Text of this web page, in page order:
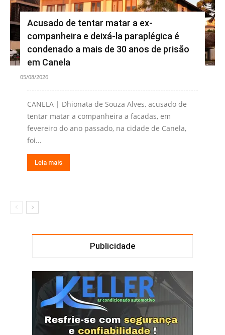
Acusado de tentar matar a ex-
companheira e deixá-la paraplégica é
condenado a mais de 30 anos de prisão
em Canela
05/08/2026
CANELA | Dhionata de Souza Alves, acusado de
tentar matar a companheira a facadas, em
fevereiro do ano passado, na cidade de Canela,
foi...
Leia mais
Publicidade